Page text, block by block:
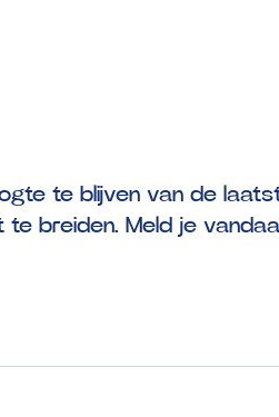
te blijven van de
breiden. Meld je